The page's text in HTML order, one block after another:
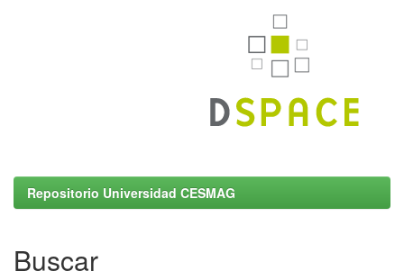
Repositorio Universidad CESMAG
Buscar